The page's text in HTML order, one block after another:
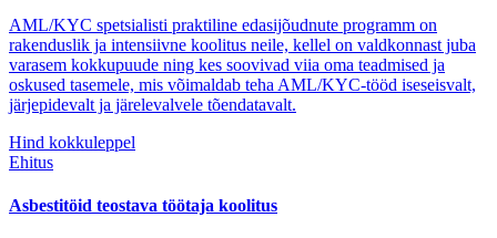
AML/KYC spetsialisti praktiline edasijõudnute programm on
rakenduslik ja intensiivne koolitus neile, kellel on valdkonnast juba
varasem kokkupuude ning kes soovivad viia oma teadmised ja
oskused tasemele, mis võimaldab teha AML/KYC-tööd iseseisvalt,
järjepidevalt ja järelevalvele tõendatavalt.
Hind kokkuleppel
Ehitus
Asbestitöid teostava töötaja koolitus